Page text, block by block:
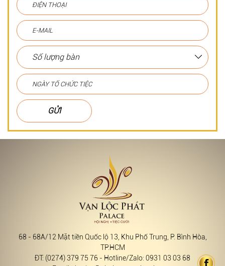
GỬI
68 - 68A/12 Mặt tiền Quốc lộ 13, Khu Phố Trung, P. Bình Hòa,
TP.HCM
ĐT: (0274) 379 75 76 - Hotline/Zalo: 0931 03 03 68